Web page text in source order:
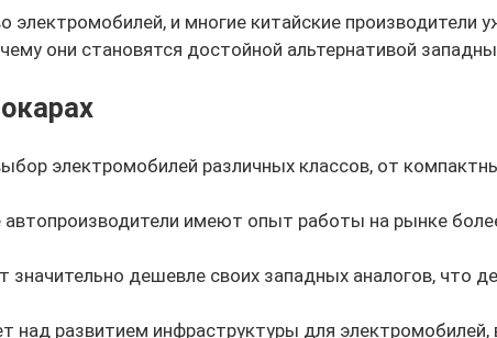
и многие китайские производители
они становятся достойной альтернативой
электромобилей различных классов, от
имеют опыт работы на рынке
дешевле своих западных аналогов, что
над развитием инфраструктуры для